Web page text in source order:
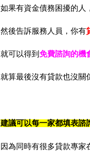
如果有資金債務困擾的人
然後告訴服務人員，你有
就可以得到 免費諮詢的機
就算最後沒有貸款也沒關
建議可以每一家都填表諮
因為同時有很多貸款專家